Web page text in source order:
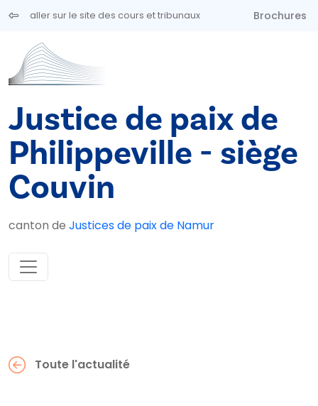
Aller au contenu principal
aller sur le site des cours et tribunaux Brochures
Justice de paix de
Philippeville - siège
Couvin
canton de Justices de paix de Namur
Toute l'actualité